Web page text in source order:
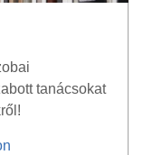
tanácsokat